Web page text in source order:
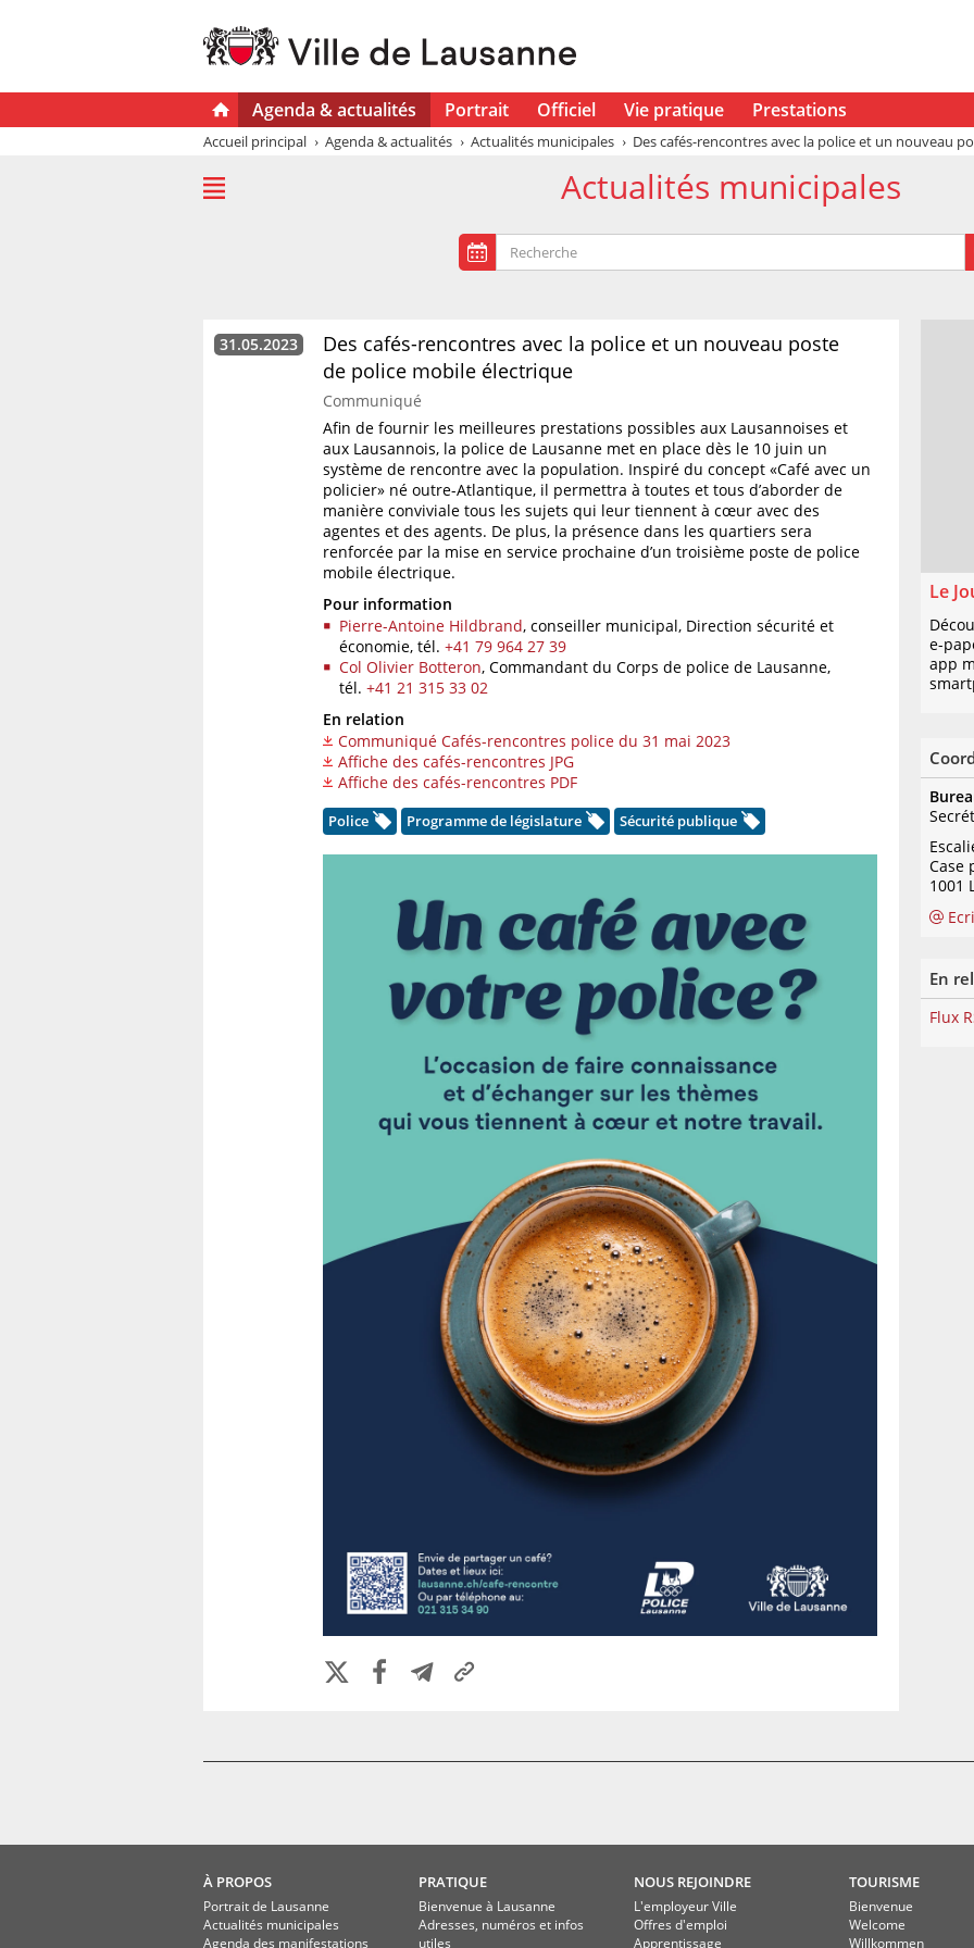
Agenda & actualités Portrait Officiel Vie pratique Prestations
Accueil principal Agenda & actualités Actualités municipales Des cafés-rencontres avec la police et un nouveau
Actualités municipales
31.05.2023
Des cafés-rencontres avec la police et un nouveau poste
de police mobile électrique
Communiqué
Afin de fournir les meilleures prestations possibles aux Lausannoises et
aux Lausannois, la police de Lausanne met en place dès le 10 juin un
système de rencontre avec la population. Inspiré du concept «Café avec un
policier» né outre-Atlantique, il permettra à toutes et tous d’aborder de
manière conviviale tous les sujets qui leur tiennent à cœur avec des
agentes et des agents. De plus, la présence dans les quartiers sera
renforcée par la mise en service prochaine d’un troisième poste de police
mobile électrique.
Pour information
Pierre-Antoine Hildbrand, conseiller municipal, Direction sécurité et
économie, tél. +41 79 964 27 39
Col Olivier Botteron, Commandant du Corps de police de Lausanne,
tél. +41 21 315 33 02
En relation
Communiqué Cafés-rencontres police du 31 mai 2023
Affiche des cafés-rencontres JPG
Affiche des cafés-rencontres PDF
Police Programme de législature Sécurité publique
Le
e-
app
Case
1001
En
Flux
À PROPOS
Portrait de Lausanne
Actualités municipales
Agenda des manifestations
PRATIQUE
Bienvenue à Lausanne
Adresses, numéros et infos
utiles
NOUS REJOINDRE
L'employeur Ville
Offres d'emploi
Apprentissage
TOURISME
Bienvenue
Welcome
Willkommen